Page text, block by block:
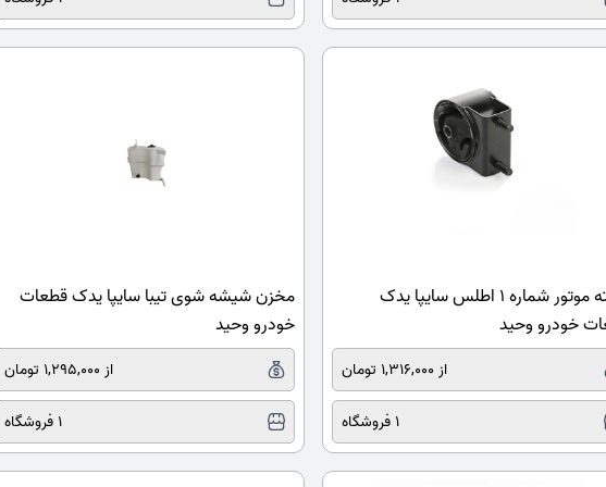
دسته موتور شماره 1 اطلس سایپا یدک
خودرو وحید
از 1,316,000 تومان
1 فروشگاه
مخزن شیشه شوی تیبا سایپا یدک قطعات
خودرو وحید
از 1,295,000 تومان
1 فروشگاه